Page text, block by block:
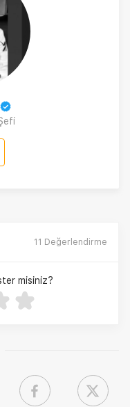
11 Değerlendirme
misiniz?